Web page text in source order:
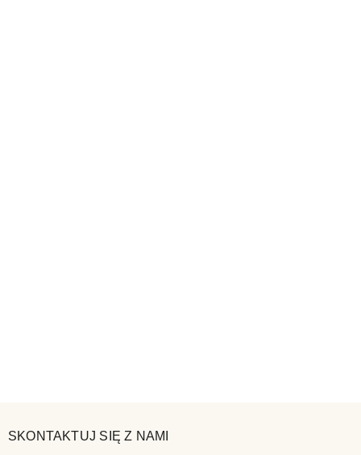
SKONTAKTUJ SIĘ Z NAMI